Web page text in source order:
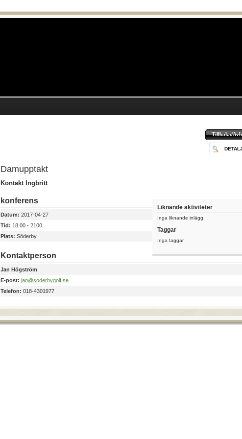
Tillbaka/
Damupptakt
Kontakt Ingbritt
Liknande aktiviteter
Inga liknande inlägg
Taggar
Inga taggar
konferens
Datum: 2017-04-27
Tid: 18.00 - 2100
Plats: Söderby
Kontaktperson
Jan Högström
E-post: jan@soderbygolf.se
Telefon: 018-4301977